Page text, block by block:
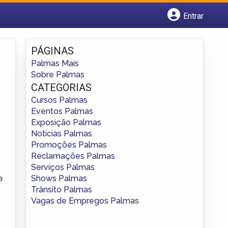
Entrar
Fazer login
Criar conta
PÁGINAS
Palmas Mais
Sobre Palmas
CATEGORIAS
Cursos Palmas
Eventos Palmas
Exposição Palmas
Notícias Palmas
Promoções Palmas
Reclamações Palmas
Serviços Palmas
Shows Palmas
Trânsito Palmas
Vagas de Empregos Palmas